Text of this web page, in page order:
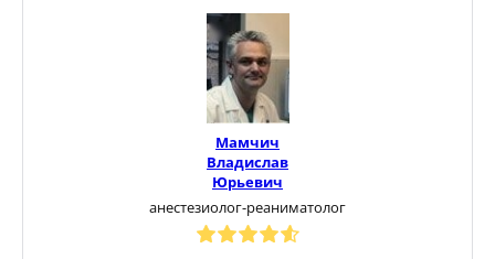
Мамчич
Владислав
Юрьевич
анестезиолог-реаниматолог